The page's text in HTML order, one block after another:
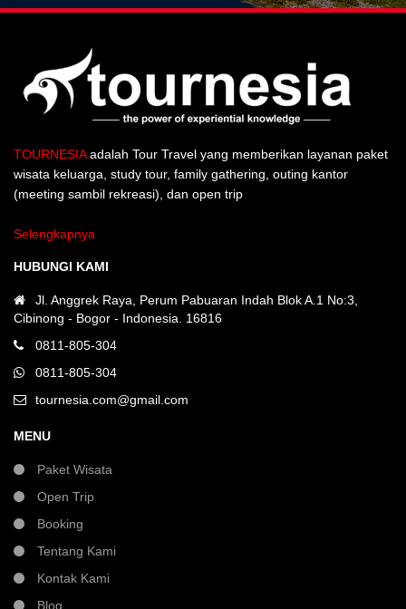
TOURNESIAadalah Tour Travel yang memberikan layanan paket
wisata keluarga, study tour, family gathering, outing kantor
(meeting sambil rekreasi), dan open trip
Selengkapnya
HUBUNGI KAMI
Jl. Anggrek Raya, Perum Pabuaran Indah Blok A.1 No:3,
Cibinong - Bogor - Indonesia. 16816
0811-805-304
0811-805-304
tournesia.com@gmail.com
MENU
Paket Wisata
Open Trip
Booking
Tentang Kami
Kontak Kami
Blog